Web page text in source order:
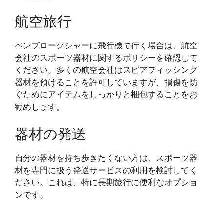
航空旅行
ペンブロークシャーに飛行機で行く場合は、航空
会社のスポーツ器材に関するポリシーを確認して
ください。多くの航空会社はスピアフィッシング
器材を預けることを許可していますが、損傷を防
ぐためにアイテムをしっかりと梱包することをお
勧めします。
器材の発送
自分の器材を持ち歩きたくない方は、スポーツ器
材を専門に扱う発送サービスの利用を検討してく
ださい。これは、特に長期旅行に便利なオプショ
ンです。